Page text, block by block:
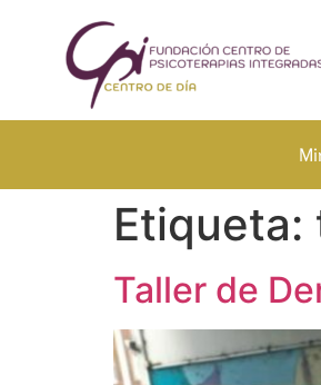
Etiqueta:
Taller de